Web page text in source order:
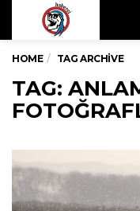
HOME TAG ARCHIVE
TAG: